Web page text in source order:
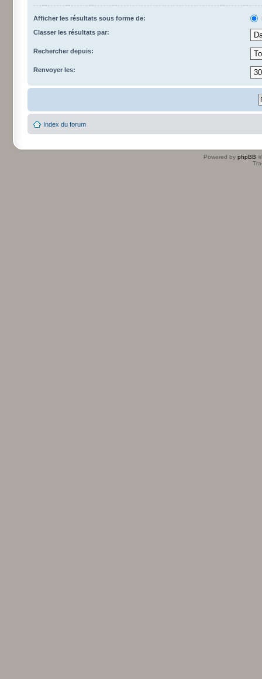
Afficher les résultats sous forme de:
Classer les résultats par:
Rechercher depuis:
Renvoyer les:
Index du forum
Powered by phpBB